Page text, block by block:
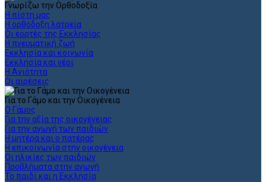
Γνωρίζω την Ορθοδοξία
Η πίστη μας
Η ορθόδοξη λατρεία
Οι εορτές της Εκκλησίας
Η πνευματική ζωή
Εκκλησία και κοινωνία
Εκκλησία και νέοι
Η Αγιότητα
Οι αιρέσεις
Για το Γάμο και την Οικογένεια
Ο Γάμος
Για την αξία της οικογένειας
Για την αγωγή των παιδιών
Η μητέρα και ο πατέρας
Η επικοινωνία στην οικογένεια
Οι ηλικίες των παιδιών
Προβλήματα στην αγωγή
Το παιδί και η Εκκλησία